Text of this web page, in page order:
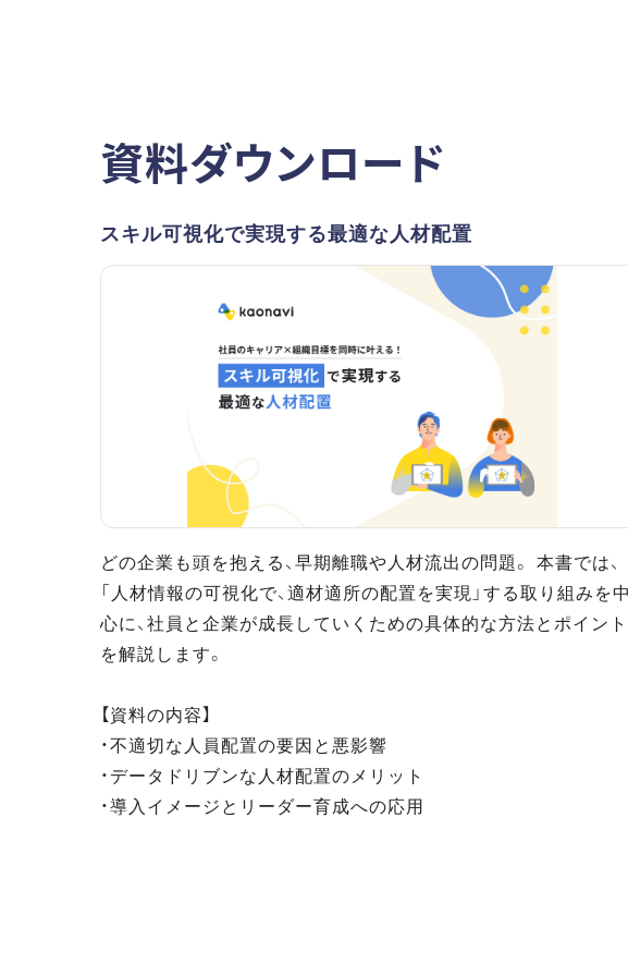
資料ダウンロード
スキル可視化で実現する最適な人材配置
どの企業も頭を抱える、早期離職や人材流出の問題。 本書では、
「人材情報の可視化で、適材適所の配置を実現」する取り組みを中
心に、社員と企業が成長していくための具体的な方法とポイント
を解説します。
【資料の内容】
・不適切な人員配置の要因と悪影響
・データドリブンな人材配置のメリット
・導入イメージとリーダー育成への応用